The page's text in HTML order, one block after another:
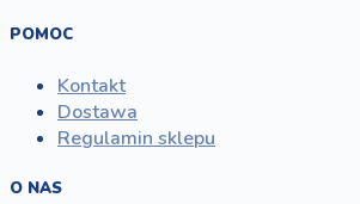
POMOC
Kontakt
Dostawa
Regulamin sklepu
O NAS